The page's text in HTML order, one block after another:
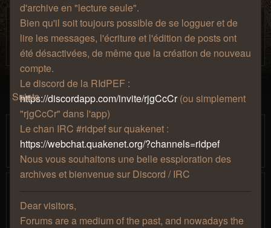
d'archive en "lecture seule".
Bien qu'il soit toujours possible de se logguer et de
lire les messages, l'écriture et l'édition de posts ont
été désactivées, de même que la création de nouveau
compte.
Le discord de la RIdPEF :
https://discordapp.com/invite/rjgCcCr(ou simplement
"rjgCcCr" dans l'app)
Le chan IRC #ridpef sur quakenet :
https://webchat.quakenet.org/?channels=ridpef
Nous vous souhaitons une belle essploration des
archives et bienvenue sur Discord / IRC
Dear visitors,
Forums are a medium of the past, and nowadays the
Règles de bienséance.
parZhao» jeu. 27 août 2009, 12:57 » dansSalon de
café
Sujets
[Minecraft] Serveur 1.14
1 … 12 13
parMjollna» lun. 06
août 2018, 18:42
(SevTech)
par